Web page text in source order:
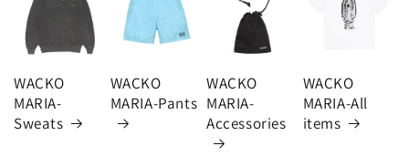
WACKO
MARIA-
Sweats
WACKO
MARIA-Pants
WACKO
MARIA-
Accessories
WACKO
MARIA-All
items